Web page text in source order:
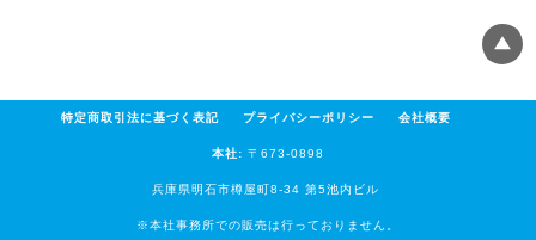
特定商取引法に基づく表記 プライバシーポリシー 会社概要
本社: 〒673-0898
兵庫県明石市樽屋町8-34 第5池内ビル
※本社事務所での販売は行っておりません。